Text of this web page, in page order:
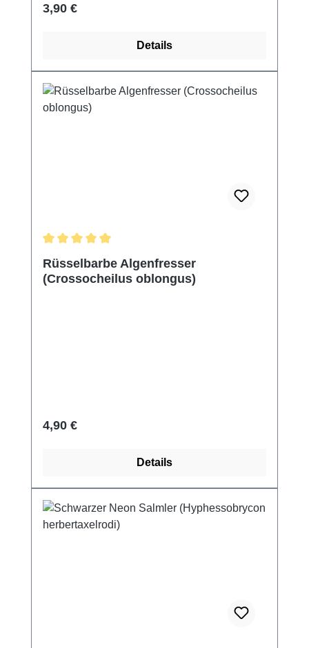
Regulärer Preis:
3,90 €
Details
Rüsselbarbe Algenfresser
(Crossocheilus oblongus)
Regulärer Preis:
4,90 €
Details